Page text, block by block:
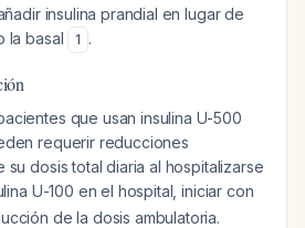
insulina prandial en lugar de
la basal
1 .
que usan insulina U-500
requerir reducciones
su dosis total diaria al hospitalizarse
U-100 en el hospital, iniciar con
de la dosis ambulatoria.